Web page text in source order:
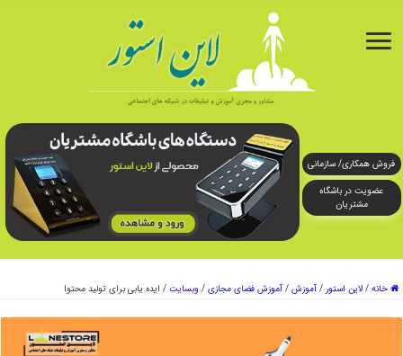
فروش همکاری/ سازمانی
عضویت در باشگاه
مشتریان
خانه / لاین استور / آموزش / آموزش فضای مجازی / وبسایت / ایده یابی برای تولید محتوا